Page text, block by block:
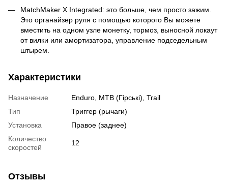
MatchMaker X Integrated: это больше, чем просто зажим.
Это органайзер руля с помощью которого Вы можете
вместить на одном узле монетку, тормоз, выносной локаут
от вилки или амортизатора, управление подседельным
штырем.
Характеристики
Назначение
Enduro, MTB (Гірські), Trail
Тип
Триггер (рычаги)
Установка
Правое (заднее)
Количество
скоростей
12
Отзывы